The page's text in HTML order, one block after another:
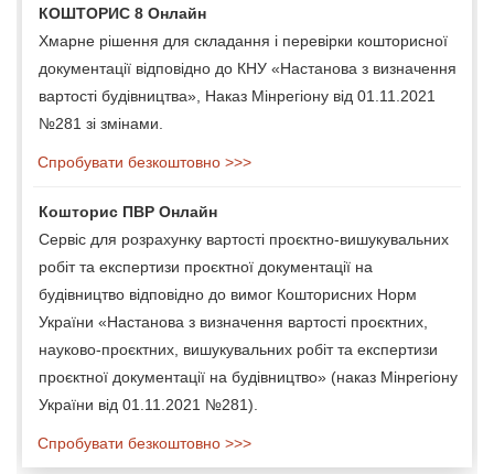
КОШТОРИС 8 Онлайн
Хмарне рішення для складання і перевірки кошторисної
документації відповідно до КНУ «Настанова з визначення
вартості будівництва», Наказ Мінрегіону від 01.11.2021
№281 зі змінами.
Спробувати безкоштовно >>>
Кошторис ПВР Онлайн
Сервіс для розрахунку вартості проєктно-вишукувальних
робіт та експертизи проєктної документації на
будівництво відповідно до вимог Кошторисних Норм
України «Настанова з визначення вартості проєктних,
науково-проєктних, вишукувальних робіт та експертизи
проєктної документації на будівництво» (наказ Мінрегіону
України від 01.11.2021 №281).
Спробувати безкоштовно >>>